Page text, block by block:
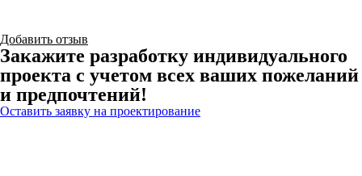
Добавить отзыв
Закажите разработку индивидуального
проекта с учетом всех ваших пожеланий
и предпочтений!
Оставить заявку на проектирование